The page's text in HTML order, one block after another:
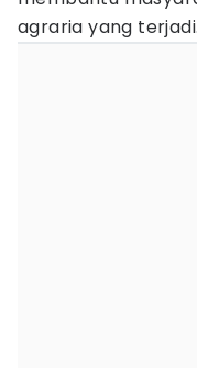
agraria yang terjadi.